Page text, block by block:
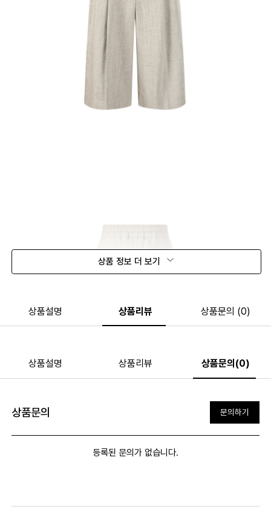
상품 정보 더 보기
상품설명 상품리뷰 상품문의 (0)
상품설명 상품리뷰 상품문의(0)
상품문의 문의하기
등록된 문의가 없습니다.